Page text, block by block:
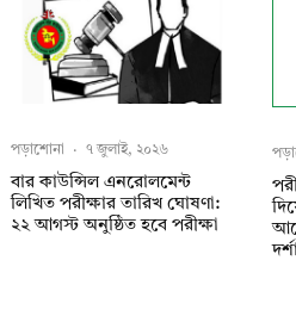
পড়াশোনা · ৭ জুলাই, ২০২৬
বার কাউন্সিল এনরোলমেন্ট
লিখিত পরীক্ষার তারিখ ঘোষণা:
২২ আগস্ট অনুষ্ঠিত হবে পরীক্ষা